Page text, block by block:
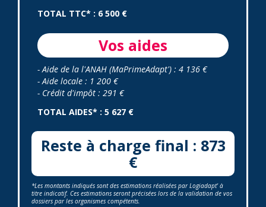
TOTAL TTC* : 6 500 €
Vos aides
- Aide de la l'ANAH (MaPrimeAdapt') : 4 136 €
- Aide locale : 1 200 €
- Crédit d'impôt : 291 €
TOTAL AIDES* : 5 627 €
Reste à charge final : 873
€
*Les montants indiqués sont des estimations réalisées par Logiadapt' à
titre indicatif. Ces estimations seront précisées lors de la validation de vos
dossiers par les organismes compétents.